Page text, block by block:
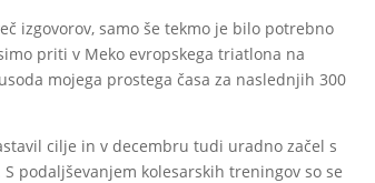
izgovorov, samo še tekmo je bilo potrebno
priti v Meko evropskega triatlona na
mojega prostega časa za naslednjih 300
cilje in v decembru tudi uradno začel s
podaljševanjem kolesarskih treningov so se